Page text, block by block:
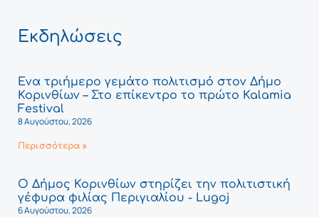
Εκδηλώσεις
Ένα τριήμερο γεμάτο πολιτισμό στον Δήμο
Κορινθίων – Στο επίκεντρο το πρώτο Kalamia
Festival
8 Αυγούστου, 2026
Περισσότερα »
Ο Δήμος Κορινθίων στηρίζει την πολιτιστική
γέφυρα φιλίας Περιγιαλίου - Lugoj
6 Αυγούστου, 2026